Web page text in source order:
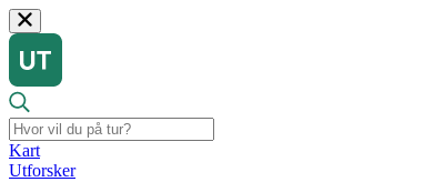
Kart
Utforsker